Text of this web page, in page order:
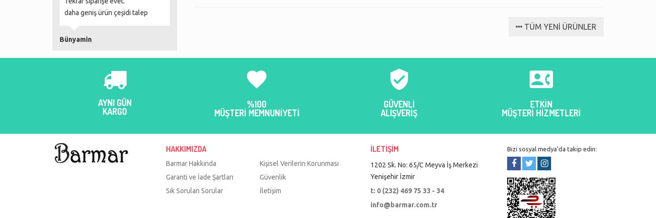
daha geniş ürün çeşidi talep
Bünyamin
Daha ne olsun :) Çok ama çok
TÜM YENİ ÜRÜNLER
AYNI GÜN
KARGO
favorite
%100
MÜŞTERİ MEMNUNİYETİ
verified_user
GÜVENLİ
ALIŞVERİŞ

ETKİN
MÜŞTERİ HİZMETLERİ
HAKKIMIZDA
Barmar Hakkında
Kişisel Verilerin Korunması
Garanti ve İade Şartları
Güvenlik
Sık Sorulan Sorular
İletişim
İLETİŞİM
1202 Sk. No: 65/C Meyva İş Merkezi
Yenişehir İzmir
t: 0 (232) 469 75 33 - 34
info@barmar.com.tr
Bizi sosyal medya’da takip edin: